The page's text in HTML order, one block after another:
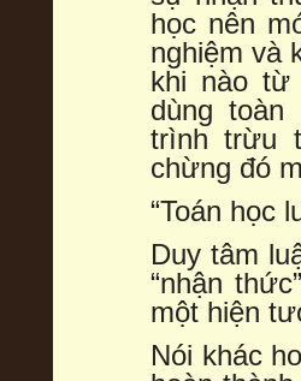
học nên
nghiệm và
khi nào từ
dùng toàn
trình trừu
chừng đó
“Toán học
Duy tâm
“nhận
một hiện
Nói khác